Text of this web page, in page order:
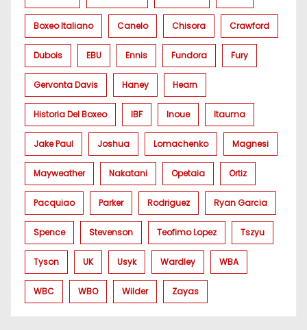
Boxeo Italiano Canelo Chisora Crawford
Dubois EBU Ennis Fundora Fury
Gervonta Davis Haney Hearn
Historia Del Boxeo IBF Inoue Itauma
Jake Paul Joshua Lomachenko Magnesi
Mayweather Nakatani Opetaia Ortiz
Pacquiao Parker Rodriguez Ryan Garcia
Spence Stevenson Teofimo Lopez Tszyu
Tyson UK Usyk Wardley WBA
WBC WBO Wilder Zayas